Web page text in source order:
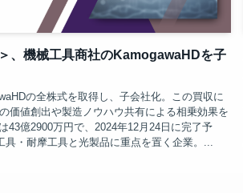
、機械工具商社のKamogawaHDを子
の全株式を取得し、子会社化。この買収に
価値創出や製造ノウハウ共有による相乗効果を
43億2900万円で、2024年12月24日に完了予
具・耐摩工具と光製品に重点を置く企業。...